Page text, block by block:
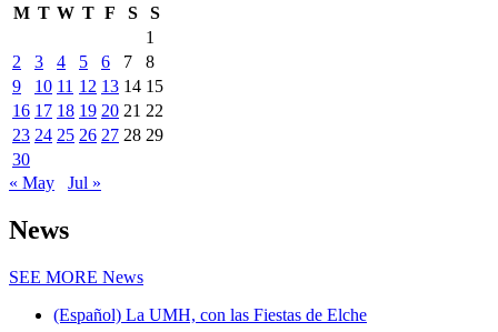
M T W T F S
S
1
2
3 4 5 6 7
8
9
10 11 12 13 14 15
16 17 18 19 20 21 22
23 24 25 26 27 28 29
30
« May
Jul »
News
SEE MORE News
(Español) La UMH, con las Fiestas de Elche